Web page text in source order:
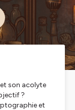
son acolyte
?
et